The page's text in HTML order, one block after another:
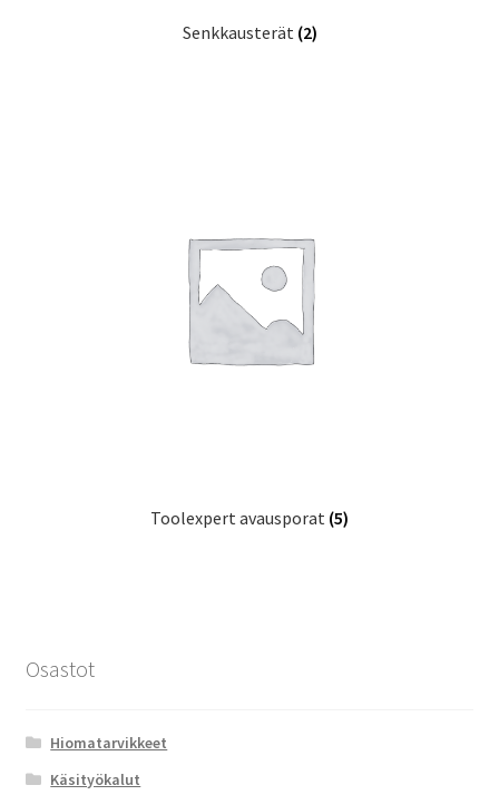
Senkkausterät (2)
Toolexpert avausporat (5)
Osastot
Hiomatarvikkeet
Käsityökalut